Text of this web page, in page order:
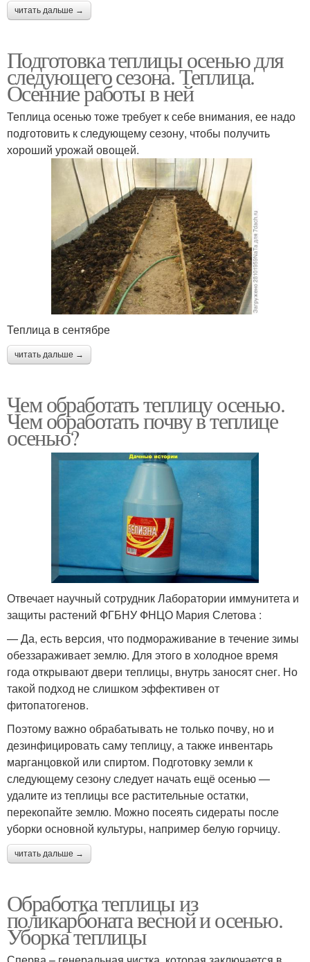
читать дальше →
Подготовка теплицы осенью для
следующего сезона. Теплица.
Осенние работы в ней
Теплица осенью тоже требует к себе внимания, ее надо
подготовить к следующему сезону, чтобы получить
хороший урожай овощей.
Теплица в сентябре
читать дальше →
Чем обработать теплицу осенью.
Чем обработать почву в теплице
осенью?
Отвечает научный сотрудник Лаборатории иммунитета и
защиты растений ФГБНУ ФНЦО Мария Слетова :
— Да, есть версия, что подмораживание в течение зимы
обеззараживает землю. Для этого в холодное время
года открывают двери теплицы, внутрь заносят снег. Но
такой подход не слишком эффективен от
фитопатогенов.
Поэтому важно обрабатывать не только почву, но и
дезинфицировать саму теплицу, а также инвентарь
марганцовкой или спиртом. Подготовку земли к
следующему сезону следует начать ещё осенью —
удалите из теплицы все растительные остатки,
перекопайте землю. Можно посеять сидераты после
уборки основной культуры, например белую горчицу.
читать дальше →
Обработка теплицы из
поликарбоната весной и осенью.
Уборка теплицы